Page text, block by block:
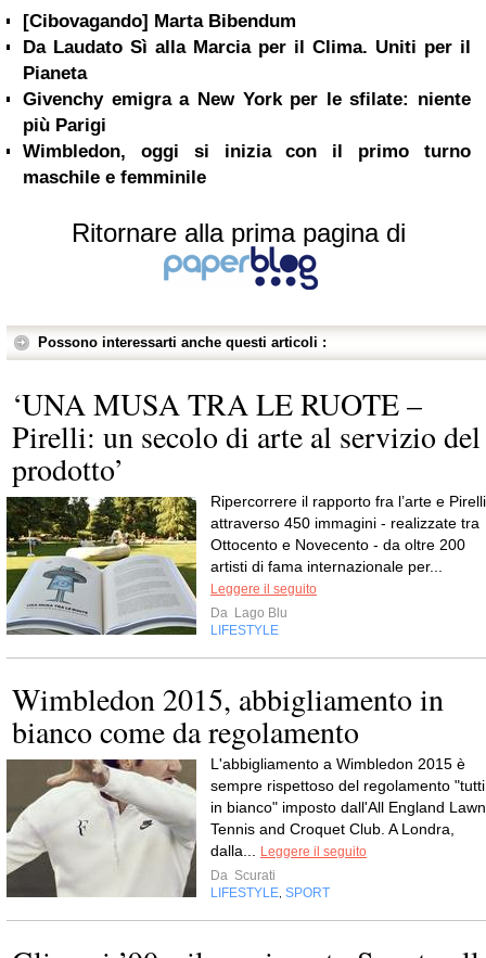
[Cibovagando] Marta Bibendum
Da Laudato Sì alla Marcia per il Clima. Uniti per il
Pianeta
Givenchy emigra a New York per le sfilate: niente
più Parigi
Wimbledon, oggi si inizia con il primo turno
maschile e femminile
Ritornare alla prima pagina di
Possono interessarti anche questi articoli :
‘UNA MUSA TRA LE RUOTE –
Pirelli: un secolo di arte al servizio del
prodotto’
Ripercorrere il rapporto fra l’arte e Pirelli
attraverso 450 immagini - realizzate tra
Ottocento e Novecento - da oltre 200
artisti di fama internazionale per...
Leggere il seguito
Da Lago Blu
LIFESTYLE
Wimbledon 2015, abbigliamento in
bianco come da regolamento
L'abbigliamento a Wimbledon 2015 è
sempre rispettoso del regolamento "tutti
in bianco" imposto dall'All England Lawn
Tennis and Croquet Club. A Londra,
dalla... Leggere il seguito
Da Scurati
LIFESTYLE, SPORT